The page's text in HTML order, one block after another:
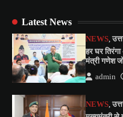
Latest News
NEWS ,
हर घर
मंत्री गणेश
admin
NEWS,